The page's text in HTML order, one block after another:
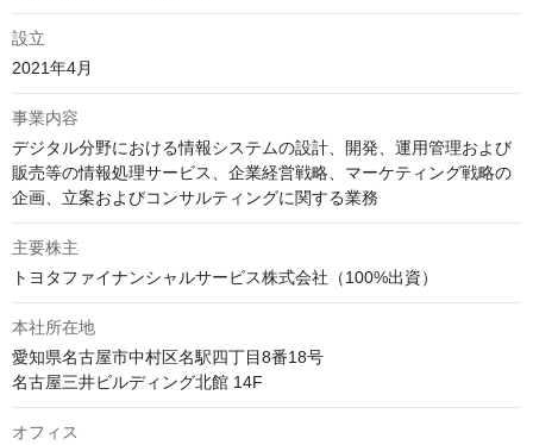
設立
2021年4月
事業内容
デジタル分野における情報システムの設計、開発、運用管理および
販売等の情報処理サービス、企業経営戦略、マーケティング戦略の
企画、立案およびコンサルティングに関する業務
主要株主
トヨタファイナンシャルサービス株式会社（100%出資）
本社所在地
愛知県名古屋市中村区名駅四丁目8番18号
名古屋三井ビルディング北館 14F
オフィス